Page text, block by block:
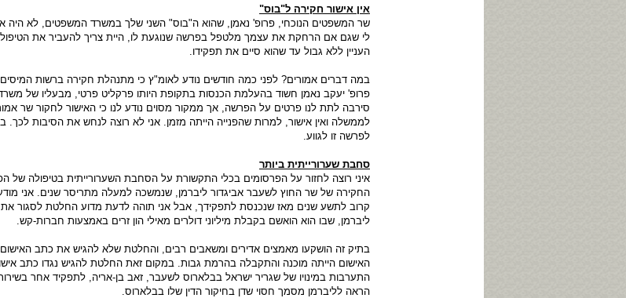
אין אישור חקירה ל"בוס"
שר המשפטים הנוכחי, פרופ' נאמן, שהוא ה"בוס" השני שלך במשרד המשפטים, לא היה
לי שגם אם הרחקת את עצמך מלטפל בפרשה שנוגעת לו, היית צריך להעביר את
העניין ללא גבול עד שהוא סיים את תפקידו.
במה דברים אמורים? לפני כמה חודשים נודע לאומ"ץ כי מתנהלת חקירה ברשות
פרופ' יעקב נאמן חשוד בהעלמת הכנסות בתקופת היותו פרקליט פרטי, מבעליו של
סירבה לתת לנו פרטים על הפרשה, אך ממקור מסוים נודע לנו כי האישור לחקור שר
לממשלה ואין אישור, למרות שהפנייה הייתה מזמן. אני לא רוצה לנחש את הסיבות
לפרשה זו לגווע.
סחבת שערורייתית ביותר
איני רוצה לחזור על הפרסומים בכלי התקשורת על הסחבת השערורייתית בטיפולה של
החקירה של שר החוץ לשעבר אביגדור ליברמן, שנמשכה למעלה מתריסר שנים. אני
קרוב לתשע שנים מאז שנכנסת לתפקידך, אבל אני תוהה לדעת מדוע החלטת לסגור
ליברמן, שבו הוא הואשם בקבלת מיליוני דולרים מאילי הון זרים באמצעות חברות-קש.
בתיק זה הושקעו מאמצים אדירים ומשאבים רבים, והחלטת שלא להגיש את כתב
האישום הייתה מוכנה והתקבלה בהרמת גבות. במקום זאת החלטת להגיש נגדו כתב
התערבות במינויו של שגריר ישראל בבלארוס לשעבר, זאב בן-אריה, לתפקיד אחר
הראה לליברמן מסמך חסוי שדן בחיקור הדין שלו בבלארוס.